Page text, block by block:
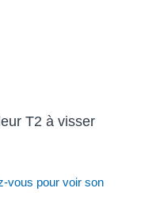
T2 à visser
vous pour voir son